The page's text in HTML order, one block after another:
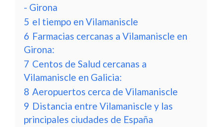
- Girona
5 el tiempo en Vilamaniscle
6 Farmacias cercanas a Vilamaniscle en
Girona:
7 Centos de Salud cercanas a
Vilamaniscle en Galicia:
8 Aeropuertos cerca de Vilamaniscle
9 Distancia entre Vilamaniscle y las
principales ciudades de España